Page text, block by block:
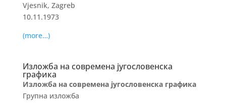
Vjesnik, Zagreb
10.11.1973
(more…)
Изложба на современа југословенска
графика
Изложба на современа југословенска графика
Групна изложба